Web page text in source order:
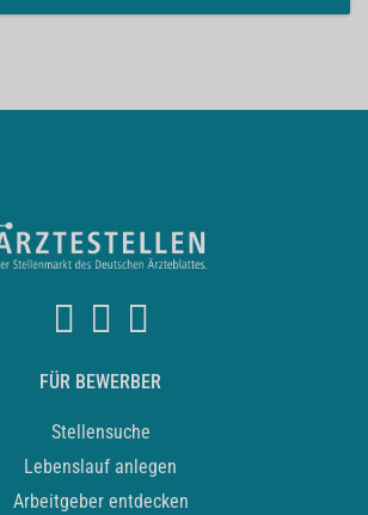
FÜR BEWERBER
Stellensuche
Lebenslauf anlegen
Arbeitgeber entdecken